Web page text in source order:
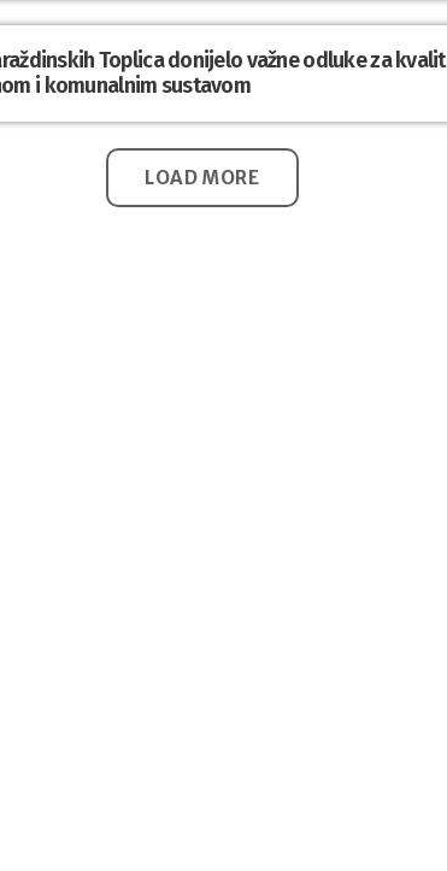
Toplica donijelo važne odluke za
i komunalnim sustavom
LOAD MORE